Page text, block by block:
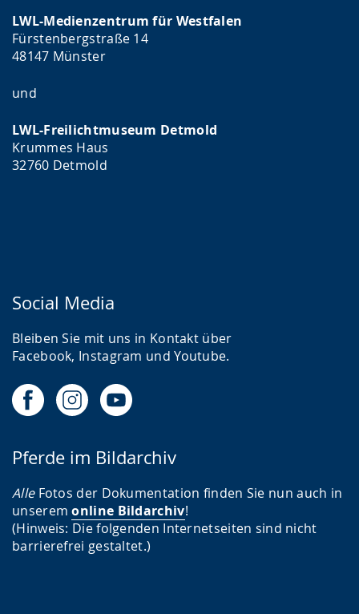
LWL-Medienzentrum für Westfalen
Fürstenbergstraße 14
48147 Münster
und
LWL-Freilichtmuseum Detmold
Krummes Haus
32760 Detmold
Social Media
Bleiben Sie mit uns in Kontakt über
Facebook, Instagram und Youtube.
Pferde im Bildarchiv
AlleFotos der Dokumentation finden Sie nun auch in
unseremonline Bildarchiv!
(Hinweis: Die folgenden Internetseiten sind nicht
barrierefrei gestaltet.)